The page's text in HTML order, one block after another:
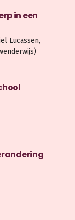
in een
Lucassen,